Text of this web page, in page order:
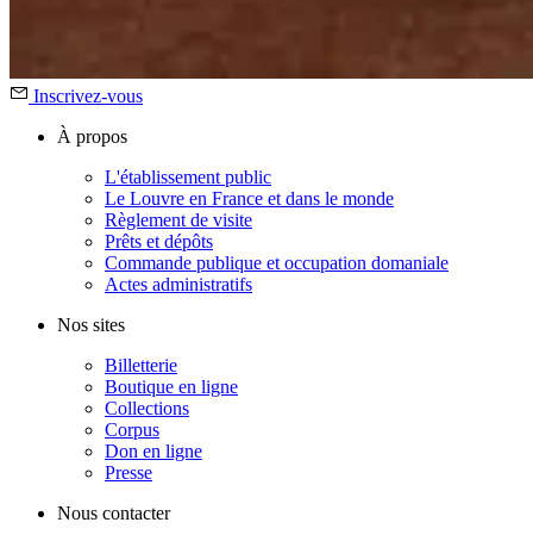
Inscrivez-vous
À propos
L'établissement public
Le Louvre en France et dans le monde
Règlement de visite
Prêts et dépôts
Commande publique et occupation domaniale
Actes administratifs
Nos sites
Billetterie
Boutique en ligne
Collections
Corpus
Don en ligne
Presse
Nous contacter